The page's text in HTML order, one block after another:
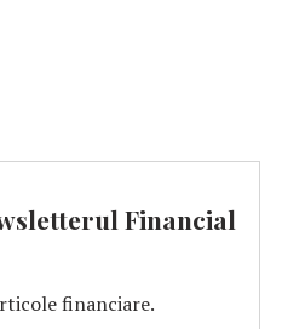
Financial
financiare.